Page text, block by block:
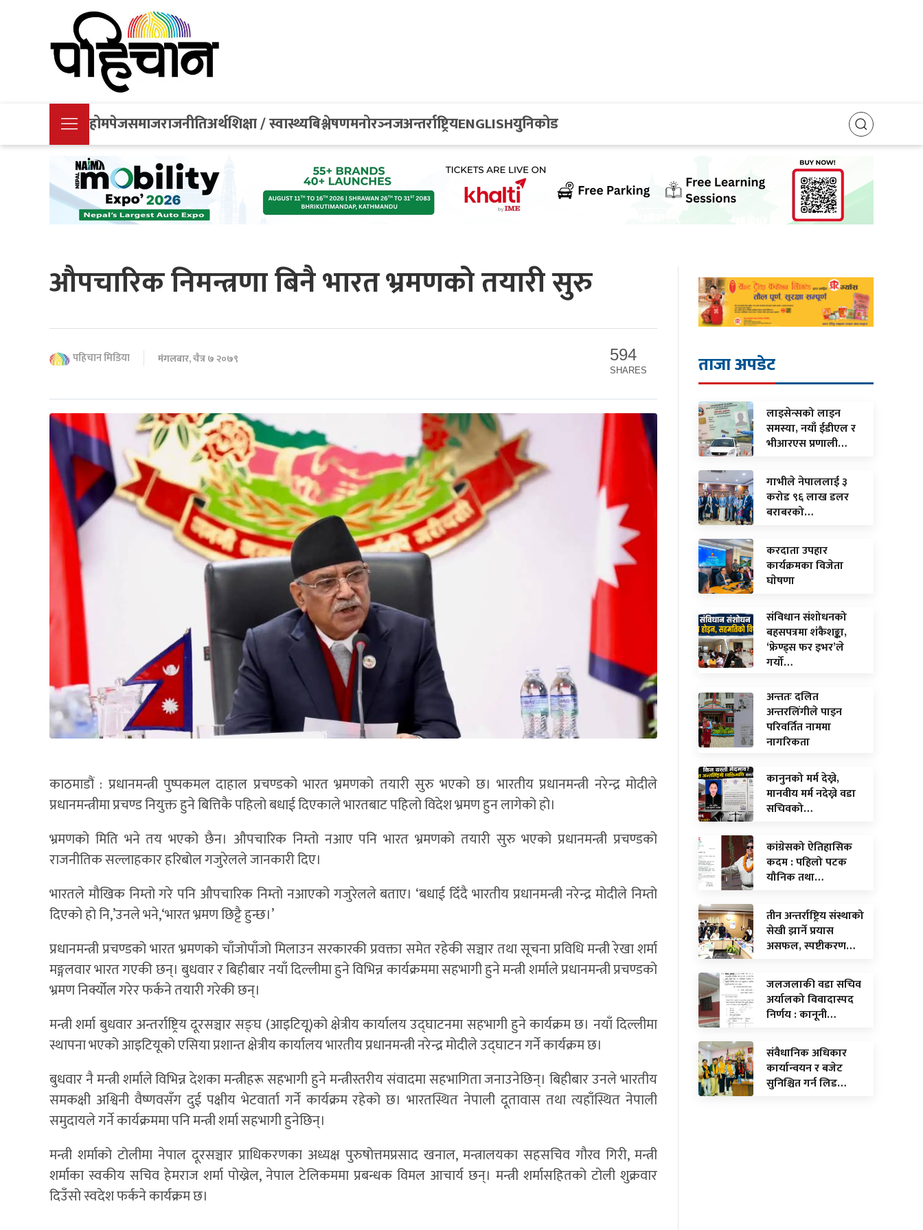
होमपेजसमाजराजनीतिअर्थशिक्षा / स्वास्थ्यबिश्लेषणमनोरञ्नजअन्तर्राष्ट्रियENGLISHयुनिकोड
औपचारिक निमन्त्रणा बिनै भारत भ्रमणको तयारी सुरु
पहिचान मिडिया मंगलबार, चैत्र ७ २०७९ 594
SHARES
काठमाडौं : प्रधानमन्त्री पुष्पकमल दाहाल प्रचण्डको भारत भ्रमणको तयारी सुरु भएको छ। भारतीय प्रधानमन्त्री नरेन्द्र मोदीले
प्रधानमन्त्रीमा प्रचण्ड नियुक्त हुने बित्तिकै पहिलो बधाई दिएकाले भारतबाट पहिलो विदेश भ्रमण हुन लागेको हो।
भ्रमणको मिति भने तय भएको छैन। औपचारिक निम्तो नआए पनि भारत भ्रमणको तयारी सुरु भएको प्रधानमन्त्री प्रचण्डको
राजनीतिक सल्लाहकार हरिबोल गजुरेलले जानकारी दिए।
भारतले मौखिक निम्तो गरे पनि औपचारिक निम्तो नआएको गजुरेलले बताए। ‘बधाई दिँदै भारतीय प्रधानमन्त्री नरेन्द्र मोदीले निम्तो
दिएको हो नि,’उनले भने,‘भारत भ्रमण छिट्टै हुन्छ।’
प्रधानमन्त्री प्रचण्डको भारत भ्रमणको चाँजोपाँजो मिलाउन सरकारकी प्रवक्ता समेत रहेकी सञ्चार तथा सूचना प्रविधि मन्त्री रेखा शर्मा
मङ्गलवार भारत गएकी छन्। बुधवार र बिहीबार नयाँ दिल्लीमा हुने विभिन्न कार्यक्रममा सहभागी हुने मन्त्री शर्माले प्रधानमन्त्री प्रचण्डको
भ्रमण निर्क्योल गरेर फर्कने तयारी गरेकी छन्।
मन्त्री शर्मा बुधवार अन्तर्राष्ट्रिय दूरसञ्चार सङ्घ (आइटियू)को क्षेत्रीय कार्यालय उद्घाटनमा सहभागी हुने कार्यक्रम छ। नयाँ दिल्लीमा
स्थापना भएको आइटियूको एसिया प्रशान्त क्षेत्रीय कार्यालय भारतीय प्रधानमन्त्री नरेन्द्र मोदीले उद्घाटन गर्ने कार्यक्रम छ।
बुधवार नै मन्त्री शर्माले विभिन्न देशका मन्त्रीहरू सहभागी हुने मन्त्रीस्तरीय संवादमा सहभागिता जनाउनेछिन्। बिहीबार उनले भारतीय
समकक्षी अश्विनी वैष्णवसँग दुई पक्षीय भेटवार्ता गर्ने कार्यक्रम रहेको छ। भारतस्थित नेपाली दूतावास तथा त्यहाँस्थित नेपाली
समुदायले गर्ने कार्यक्रममा पनि मन्त्री शर्मा सहभागी हुनेछिन्।
मन्त्री शर्माको टोलीमा नेपाल दूरसञ्चार प्राधिकरणका अध्यक्ष पुरुषोत्तमप्रसाद खनाल, मन्त्रालयका सहसचिव गौरव गिरी, मन्त्री
शर्माका स्वकीय सचिव हेमराज शर्मा पोख्रेल, नेपाल टेलिकममा प्रबन्धक विमल आचार्य छन्। मन्त्री शर्मासहितको टोली शुक्रवार
दिउँसो स्वदेश फर्कने कार्यक्रम छ।
ताजा अपडेट
लाइसेन्सको लाइन
समस्या, नयाँ ईडीएल र
भीआरएस प्रणाली…
गाभीले नेपाललाई ३
करोड ९६ लाख डलर
बराबरको…
करदाता उपहार
कार्यक्रमका विजेता
घाेषणा
संविधान संशोधनको
बहसपत्रमा शंकैशङ्का,
‘फ्रेण्ड्स फर इभर’ले
गर्यो…
अन्ततः दलित
अन्तरलिंगीले पाइन
परिवर्तित नाममा
नागरिकता
कानुनको मर्म देख्ने,
मानवीय मर्म नदेख्ने वडा
सचिवको…
कांग्रेसको ऐतिहासिक
कदम : पहिलो पटक
यौनिक तथा…
तीन अन्तर्राष्ट्रिय संस्थाको
सेखी झार्ने प्रयास
असफल, स्पष्टीकरण…
जलजलाकी वडा सचिव
अर्यालको विवादास्पद
निर्णय : कानूनी…
संवैधानिक अधिकार
कार्यान्वयन र बजेट
सुनिश्चित गर्न लिड…